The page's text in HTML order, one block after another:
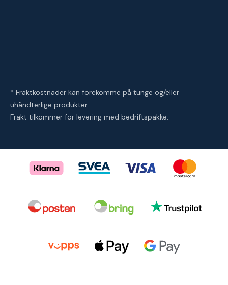
* Fraktkostnader kan forekomme på tunge og/eller
uhåndterlige produkter
Frakt tilkommer for levering med bedriftspakke.